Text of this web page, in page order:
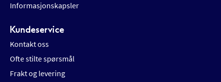
Informasjonskapsler
Kundeservice
Kontakt oss
Ofte stilte spørsmål
Frakt og levering